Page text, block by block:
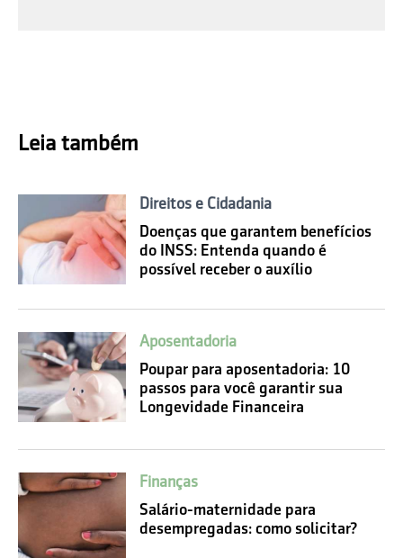
Leia também
Direitos e Cidadania
Doenças que garantem benefícios
do INSS: Entenda quando é
possível receber o auxílio
Aposentadoria
Poupar para aposentadoria: 10
passos para você garantir sua
Longevidade Financeira
Finanças
Salário-maternidade para
desempregadas: como solicitar?